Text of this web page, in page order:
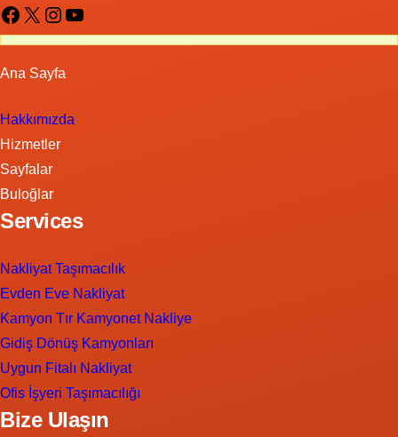
Facebook X Instagram YouTube
Ana Sayfa
Hakkımızda
Hizmetler
Sayfalar
Buloğlar
Services
Nakliyat Taşımacılık
Evden Eve Nakliyat
Kamyon Tır Kamyonet Nakliye
Gidiş Dönüş Kamyonları
Uygun Fitalı Nakliyat
Ofis İşyeri Taşımacılığı
Bize Ulaşın